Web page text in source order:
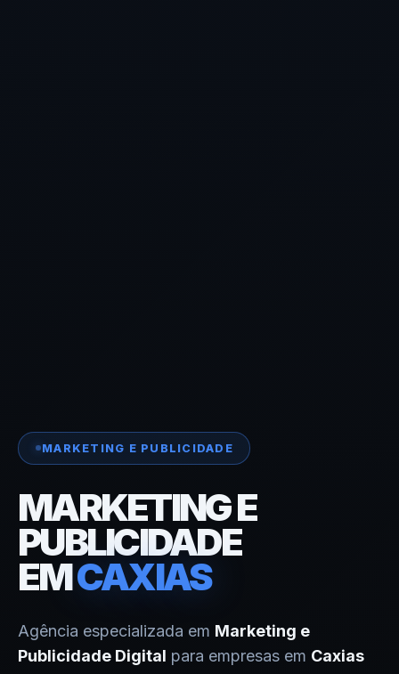
MARKETING E PUBLICIDADE
MARKETING E
PUBLICIDADE
EMCAXIAS
Agência especializada em Marketing e
Publicidade Digital para empresas em Caxias